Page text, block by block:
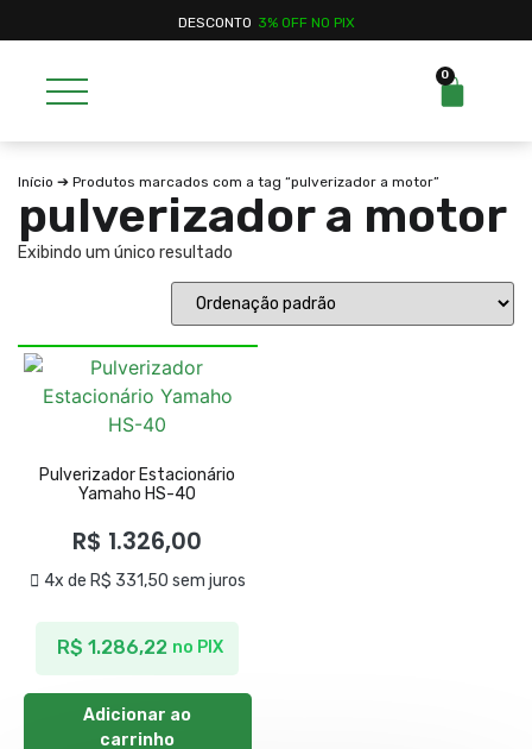
DESCONTO 3% OFF NO PIX
0
Início ➔ Produtos marcados com a tag “pulverizador a motor”
pulverizador a motor
Exibindo um único resultado
Pulverizador Estacionário
Yamaho HS-40
R$ 1.326,00
4x de R$ 331,50 sem juros
R$ 1.286,22 no PIX
Adicionar ao
carrinho